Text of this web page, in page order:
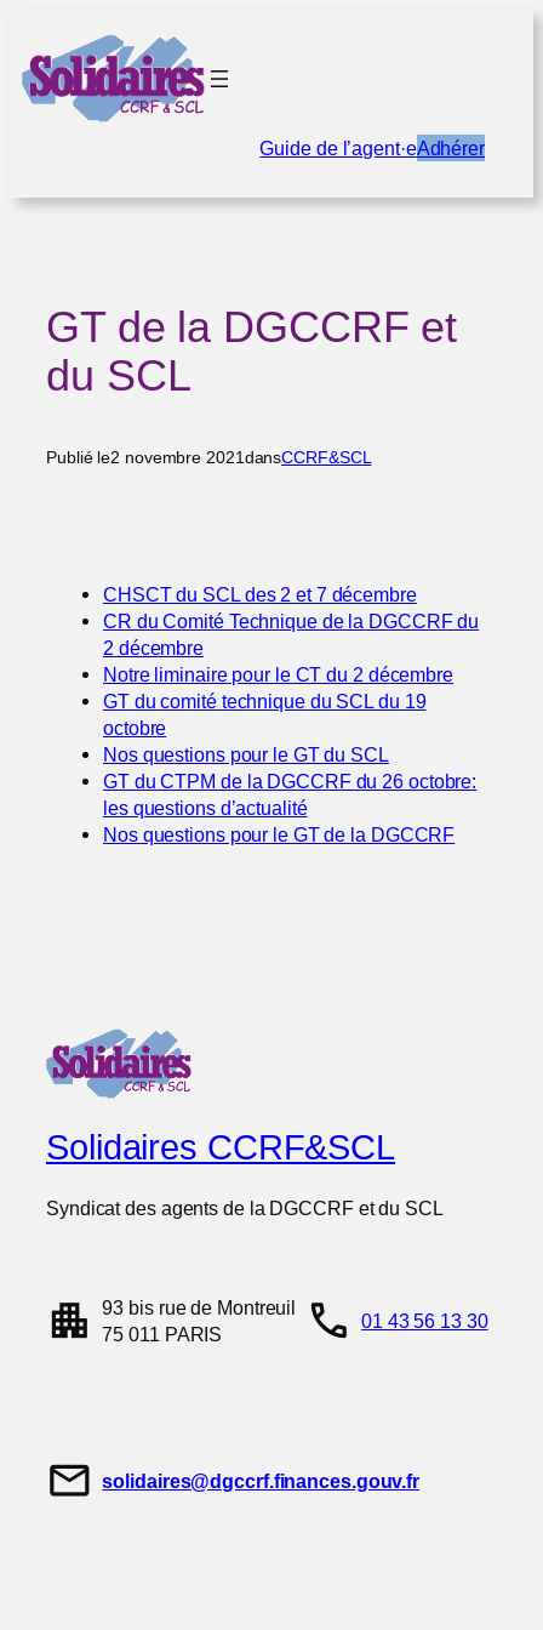
contenu
Guide de l’agent·eAdhérer
GT de la DGCCRF et
du SCL
Publié le2 novembre 2021dansCCRF&SCL
CHSCT du SCL des 2 et 7 décembre
CR du Comité Technique de la DGCCRF du
2 décembre
Notre liminaire pour le CT du 2 décembre
GT du comité technique du SCL du 19
octobre
Nos questions pour le GT du SCL
GT du CTPM de la DGCCRF du 26 octobre:
les questions d’actualité
Nos questions pour le GT de la DGCCRF
Solidaires CCRF&SCL
Syndicat des agents de la DGCCRF et du SCL
apartment
93 bis rue de Montreuil
75 011 PARIS
call 01 43 56 13 30
mail solidaires@dgccrf.finances.gouv.fr